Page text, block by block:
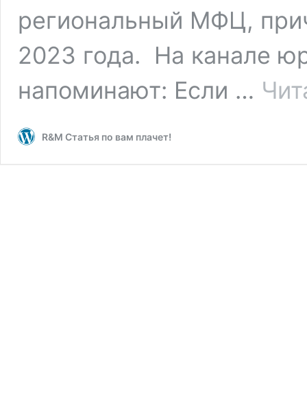
региональный МФЦ,
2023 года. На канале
напоминают: Если …
R&M Статья по вам плачет!